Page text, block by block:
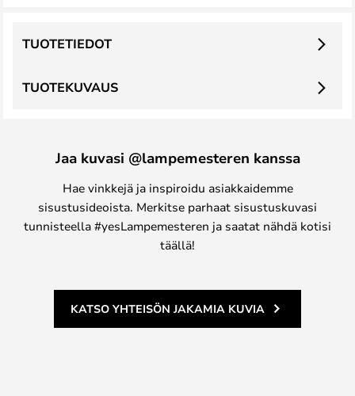
TUOTEKUVAUS
TUOTETIEDOT
Jaa kuvasi @lampemesteren kanssa
Hae vinkkejä ja inspiroidu asiakkaidemme
sisustusideoista. Merkitse parhaat sisustuskuvasi
tunnisteella #yesLampemesteren ja saatat nähdä kotisi
täällä!
KATSO YHTEISÖN JAKAMIA KUVIA